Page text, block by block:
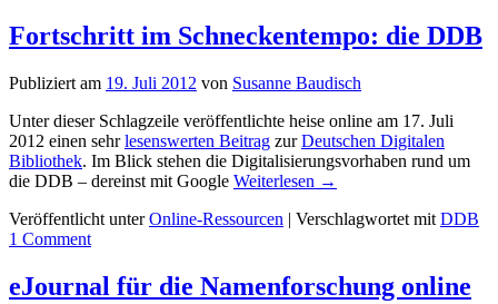
Fortschritt im Schneckentempo: die DDB
Publiziert am 19. Juli 2012 von Susanne Baudisch
Unter dieser Schlagzeile veröffentlichte heise online am 17. Juli
2012 einen sehrlesenswerten Beitrag zurDeutschen Digitalen
Bibliothek. Im Blick stehen die Digitalisierungsvorhaben rund um
die DDB – dereinst mit Google Weiterlesen →
Veröffentlicht unter Online-Ressourcen | Verschlagwortet mit DDB
1 Comment
eJournal für die Namenforschung online